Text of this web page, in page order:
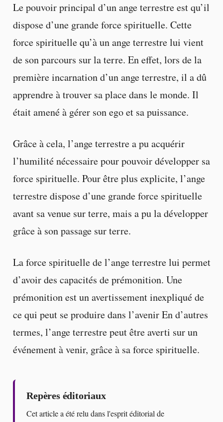
Le pouvoir principal d’un ange terrestre est qu’il
dispose d’une grande force spirituelle. Cette
force spirituelle qu’à un ange terrestre lui vient
de son parcours sur la terre. En effet, lors de la
première incarnation d’un ange terrestre, il a dû
apprendre à trouver sa place dans le monde. Il
était amené à gérer son ego et sa puissance.
Grâce à cela, l’ange terrestre a pu acquérir
l’humilité nécessaire pour pouvoir développer sa
force spirituelle. Pour être plus explicite, l’ange
terrestre dispose d’une grande force spirituelle
avant sa venue sur terre, mais a pu la développer
grâce à son passage sur terre.
La force spirituelle de l’ange terrestre lui permet
d’avoir des capacités de prémonition. Une
prémonition est un avertissement inexpliqué de
ce qui peut se produire dans l’avenir En d’autres
termes, l’ange terrestre peut être averti sur un
événement à venir, grâce à sa force spirituelle.
Repères éditoriaux
Cet article a été relu dans l'esprit éditorial de